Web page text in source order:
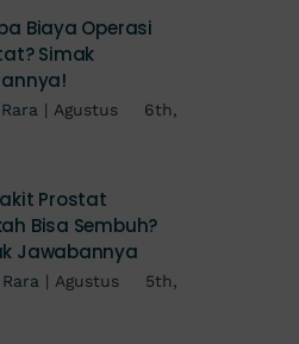
Biaya Operasi
Simak
Rara | Agustus 6th,
Prostat
Bisa Sembuh?
Jawabannya
Rara | Agustus 5th,